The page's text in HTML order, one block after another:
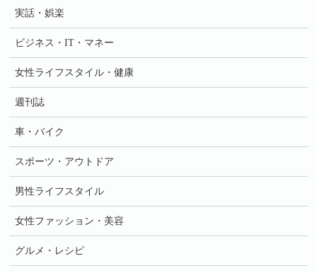
実話・娯楽
ビジネス・IT・マネー
女性ライフスタイル・健康
週刊誌
車・バイク
スポーツ・アウトドア
男性ライフスタイル
女性ファッション・美容
グルメ・レシピ